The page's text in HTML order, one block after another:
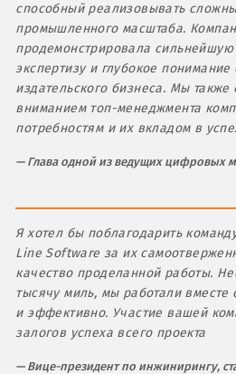
способный реализовывать
промышленного масштаба.
продемонстрировала сильнейшую
экспертизу и глубокое
издательского бизнеса. Мы
вниманием топ-менеджмента
потребностям и их вкладом в
Глава одной из ведущих цифровых
Я хотел бы поблагодарить
Line Software за их
качество проделанной работы.
тысячу миль, мы работали вместе
и эффективно. Участие вашей
залогов успеха всего проекта
Вице-президент по инжинирингу,